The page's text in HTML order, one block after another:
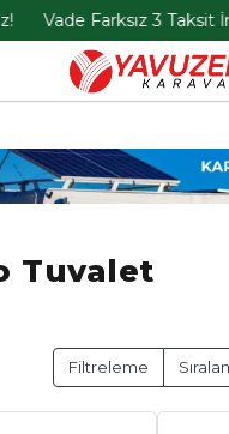
Farksız 3 Taksit İmkanı
Tuvalet
Filtreleme